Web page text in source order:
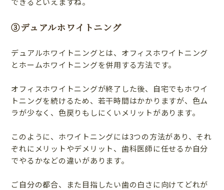
③デュアルホワイトニング
デュアルホワイトニングとは、オフィスホワイトニング
とホームホワイトニングを併用する方法です。
オフィスホワイトニングが終了した後、自宅でもホワイ
トニングを続けるため、若干時間はかかりますが、色ム
ラが少なく、色戻りもしにくいメリットがあります。
このように、ホワイトニングには3つの方法があり、それ
ぞれにメリットやデメリット、歯科医師に任せるか自分
でやるかなどの違いがあります。
ご自分の都合、また目指したい歯の白さに向けてどれが